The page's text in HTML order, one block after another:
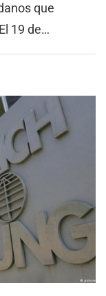
que
19 de…